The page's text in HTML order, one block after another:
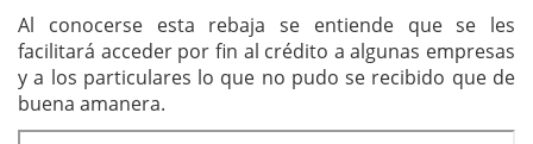
Al conocerse esta rebaja se entiende que se les
facilitará acceder por fin al crédito a algunas empresas
y a los particulares lo que no pudo se recibido que de
buena amanera.